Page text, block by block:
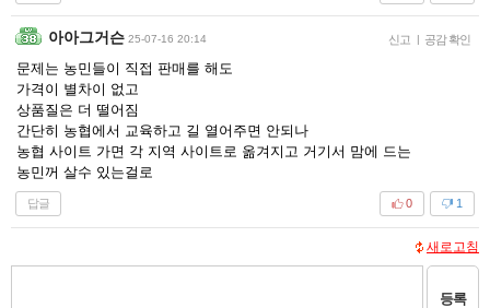
아아그거슨 25-07-16 20:14 신고 | 공감 확인
문제는 농민들이 직접 판매를 해도
가격이 별차이 없고
상품질은 더 떨어짐
간단히 농협에서 교육하고 길 열어주면 안되나
농협 사이트 가면 각 지역 사이트로 옮겨지고 거기서 맘에 드는
농민꺼 살수 있는걸로
답글 1
0
새로고침
등록